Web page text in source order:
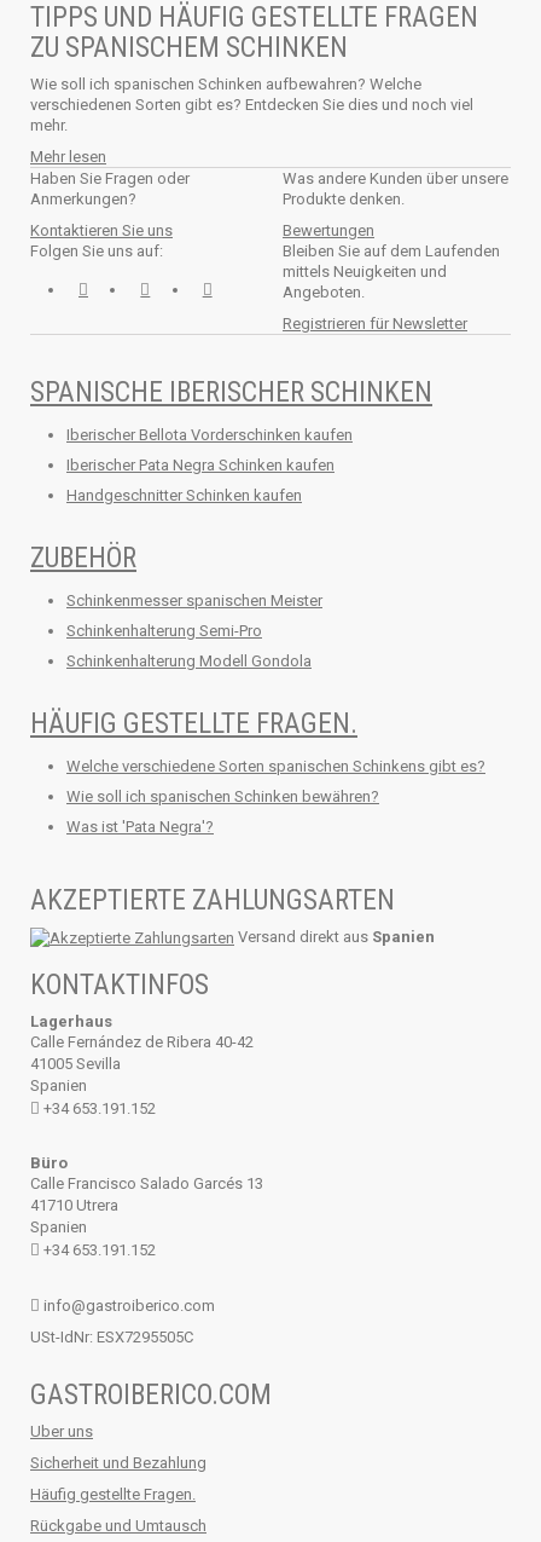
TIPPS UND HÄUFIG GESTELLTE FRAGEN
ZU SPANISCHEM SCHINKEN
Wie soll ich spanischen Schinken aufbewahren? Welche
verschiedenen Sorten gibt es? Entdecken Sie dies und noch viel
mehr.
Mehr lesen
Haben Sie Fragen oder
Anmerkungen?
Kontaktieren Sie uns
Was andere Kunden über unsere
Produkte denken.
Bewertungen
Folgen Sie uns auf:
Bleiben Sie auf dem Laufenden
mittels Neuigkeiten und
Angeboten.
Registrieren für Newsletter
SPANISCHE IBERISCHER SCHINKEN
Iberischer Bellota Vorderschinken kaufen
Iberischer Pata Negra Schinken kaufen
Handgeschnitter Schinken kaufen
ZUBEHÖR
Schinkenmesser spanischen Meister
Schinkenhalterung Semi-Pro
Schinkenhalterung Modell Gondola
HÄUFIG GESTELLTE FRAGEN.
Welche verschiedene Sorten spanischen Schinkens gibt es?
Wie soll ich spanischen Schinken bewähren?
Was ist 'Pata Negra'?
AKZEPTIERTE ZAHLUNGSARTEN
Versand direkt aus Spanien
KONTAKTINFOS
Lagerhaus
Calle Fernández de Ribera 40-42
41005 Sevilla
Spanien
+34 653.191.152
Büro
Calle Francisco Salado Garcés 13
41710 Utrera
Spanien
+34 653.191.152
info@gastroiberico.com
USt-IdNr: ESX7295505C
GASTROIBERICO.COM
Uber uns
Sicherheit und Bezahlung
Häufig gestellte Fragen.
Rückgabe und Umtausch